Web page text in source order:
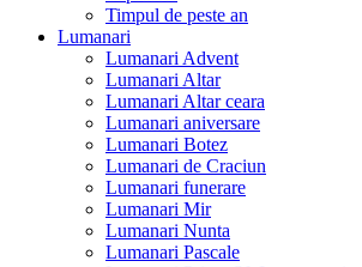
Timpul de peste an
Lumanari
Lumanari Advent
Lumanari Altar
Lumanari Altar ceara
Lumanari aniversare
Lumanari Botez
Lumanari de Craciun
Lumanari funerare
Lumanari Mir
Lumanari Nunta
Lumanari Pascale